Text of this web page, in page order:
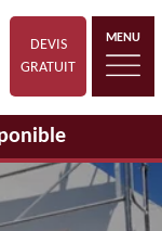
DEVIS
GRATUIT
MENU